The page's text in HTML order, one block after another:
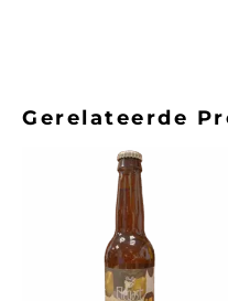
Gerelateerde